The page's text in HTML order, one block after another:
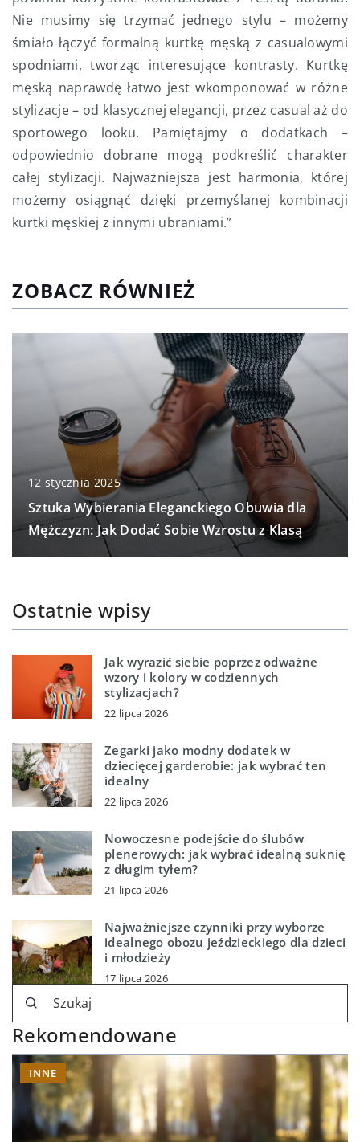
Nie musimy się trzymać jednego stylu – możemy
śmiało łączyć formalną kurtkę męską z casualowymi
spodniami, tworząc interesujące kontrasty. Kurtkę
męską naprawdę łatwo jest wkomponować w różne
stylizacje – od klasycznej elegancji, przez casual aż do
sportowego looku. Pamiętajmy o dodatkach –
odpowiednio dobrane mogą podkreślić charakter
całej stylizacji. Najważniejsza jest harmonia, której
możemy osiągnąć dzięki przemyślanej kombinacji
kurtki męskiej z innymi ubraniami.”
ZOBACZ RÓWNIEŻ
12 stycznia 2025
Sztuka Wybierania Eleganckiego Obuwia dla
Mężczyzn: Jak Dodać Sobie Wzrostu z Klasą
Ostatnie wpisy
Jak wyrazić siebie poprzez odważne
wzory i kolory w codziennych
stylizacjach?
22 lipca 2026
Zegarki jako modny dodatek w
dziecięcej garderobie: jak wybrać ten
idealny
22 lipca 2026
Nowoczesne podejście do ślubów
plenerowych: jak wybrać idealną suknię
z długim tyłem?
21 lipca 2026
Najważniejsze czynniki przy wyborze
idealnego obozu jeździeckiego dla dzieci
i młodzieży
17 lipca 2026
Rekomendowane
INNE